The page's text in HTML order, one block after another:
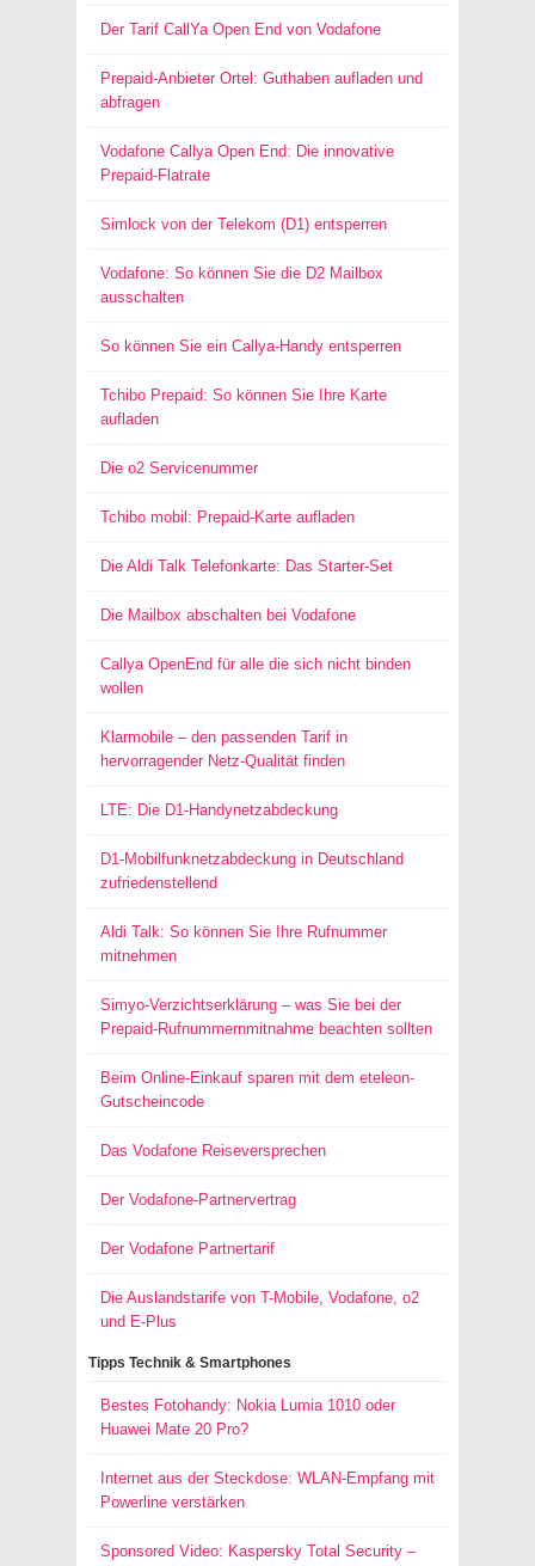
Der Tarif CallYa Open End von Vodafone
Prepaid-Anbieter Ortel: Guthaben aufladen und
abfragen
Vodafone Callya Open End: Die innovative
Prepaid-Flatrate
Simlock von der Telekom (D1) entsperren
Vodafone: So können Sie die D2 Mailbox
ausschalten
So können Sie ein Callya-Handy entsperren
Tchibo Prepaid: So können Sie Ihre Karte
aufladen
Die o2 Servicenummer
Tchibo mobil: Prepaid-Karte aufladen
Die Aldi Talk Telefonkarte: Das Starter-Set
Die Mailbox abschalten bei Vodafone
Callya OpenEnd für alle die sich nicht binden
wollen
Klarmobile – den passenden Tarif in
hervorragender Netz-Qualität finden
LTE: Die D1-Handynetzabdeckung
D1-Mobilfunknetzabdeckung in Deutschland
zufriedenstellend
Aldi Talk: So können Sie Ihre Rufnummer
mitnehmen
Simyo-Verzichtserklärung – was Sie bei der
Prepaid-Rufnummernmitnahme beachten sollten
Beim Online-Einkauf sparen mit dem eteleon-
Gutscheincode
Das Vodafone Reiseversprechen
Der Vodafone-Partnervertrag
Der Vodafone Partnertarif
Die Auslandstarife von T-Mobile, Vodafone, o2
und E-Plus
Tipps Technik & Smartphones
Bestes Fotohandy: Nokia Lumia 1010 oder
Huawei Mate 20 Pro?
Internet aus der Steckdose: WLAN-Empfang mit
Powerline verstärken
Sponsored Video: Kaspersky Total Security –